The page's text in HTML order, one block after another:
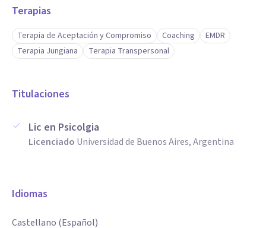
Terapias
Terapia de Aceptación y Compromiso Coaching
EMDR
Terapia Jungiana
Terapia Transpersonal
Titulaciones
Lic en Psicolgia
Licenciado Universidad de Buenos Aires, Argentina
Idiomas
Castellano (Español)